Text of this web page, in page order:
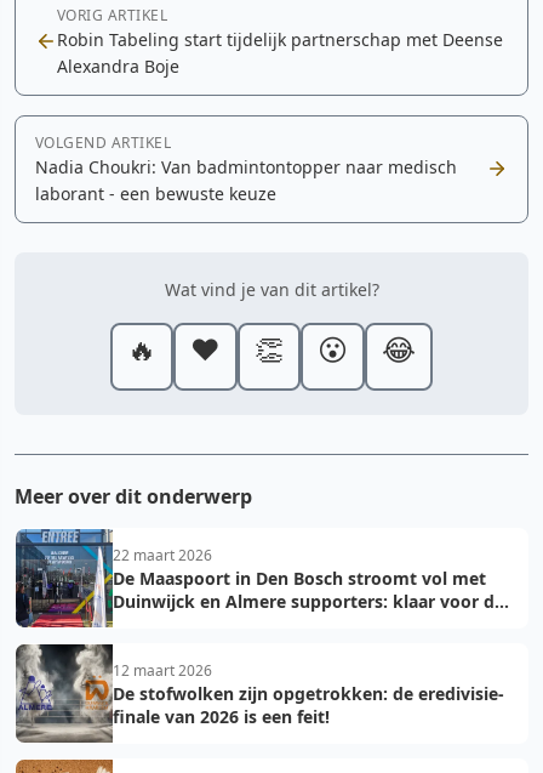
VORIG ARTIKEL
Robin Tabeling start tijdelijk partnerschap met Deense
Alexandra Boje
VOLGEND ARTIKEL
Nadia Choukri: Van badmintontopper naar medisch
laborant - een bewuste keuze
Wat vind je van dit artikel?
🔥 ❤️ 👏 😮 😂
Meer over dit onderwerp
22 maart 2026
De Maaspoort in Den Bosch stroomt vol met
Duinwijck en Almere supporters: klaar voor de
12 maart 2026
De stofwolken zijn opgetrokken: de eredivisie-
finale van 2026 is een feit!